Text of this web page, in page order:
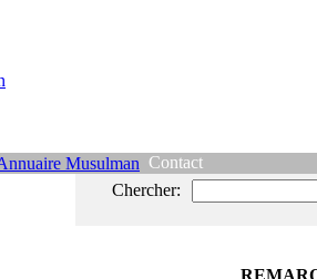
Contact
Chercher: